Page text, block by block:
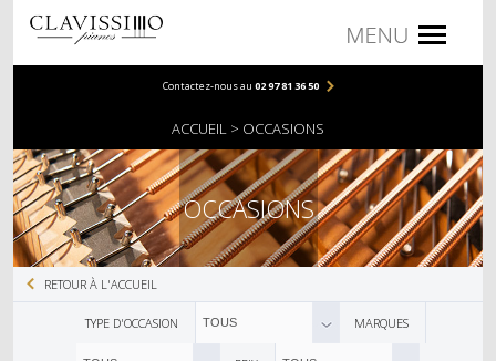
PIANOS
PIANOS À QUEUE
NUMÉRIQUES
Contactez-nous au 02 97 81 36 50
ACCUEIL OCCASIONS
OCCASIONS
RETOUR À L'ACCUEIL
TYPE D'OCCASION TOUS MARQUES